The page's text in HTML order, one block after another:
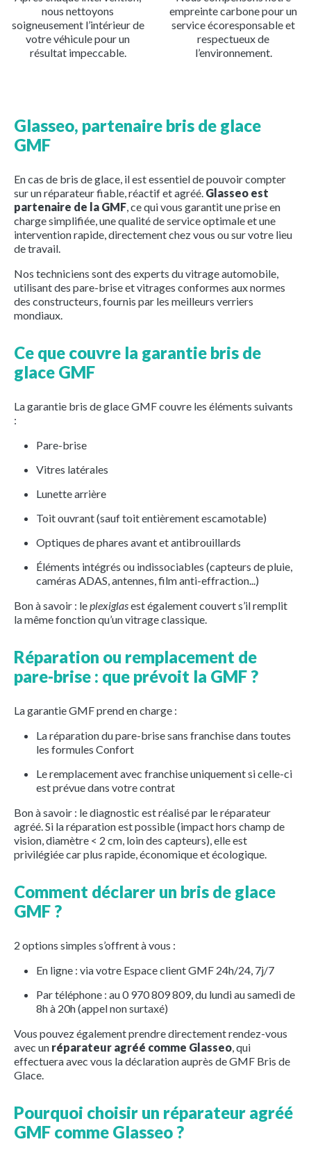
nous nettoyons
soigneusement l’intérieur de
votre véhicule pour un
résultat impeccable.
empreinte carbone pour un
service écoresponsable et
respectueux de
l’environnement.
Glasseo, partenaire bris de glace
GMF
En cas de bris de glace, il est essentiel de pouvoir compter
sur un réparateur fiable, réactif et agréé. Glasseo est
partenaire de la GMF , ce qui vous garantit une prise en
charge simplifiée, une qualité de service optimale et une
intervention rapide, directement chez vous ou sur votre lieu
de travail.
Nos techniciens sont des experts du vitrage automobile,
utilisant des pare-brise et vitrages conformes aux normes
des constructeurs, fournis par les meilleurs verriers
mondiaux.
Ce que couvre la garantie bris de
glace GMF
La garantie bris de glace GMF couvre les éléments suivants
:
Pare-brise
Vitres latérales
Lunette arrière
Toit ouvrant (sauf toit entièrement escamotable)
Optiques de phares avant et antibrouillards
Éléments intégrés ou indissociables (capteurs de pluie,
caméras ADAS, antennes, film anti-effraction...)
Bon à savoir : leplexiglasest également couvert s’il remplit
la même fonction qu’un vitrage classique.
Réparation ou remplacement de
pare-brise : que prévoit la GMF ?
La garantie GMF prend en charge :
La réparation du pare-brise sans franchise dans toutes
les formules Confort
Le remplacement avec franchise uniquement si celle-ci
est prévue dans votre contrat
Bon à savoir : le diagnostic est réalisé par le réparateur
agréé. Si la réparation est possible (impact hors champ de
vision, diamètre < 2 cm, loin des capteurs), elle est
privilégiée car plus rapide, économique et écologique.
Comment déclarer un bris de glace
GMF ?
2 options simples s’offrent à vous :
En ligne : via votre Espace client GMF 24h/24, 7j/7
Par téléphone : au 0 970 809 809, du lundi au samedi de
8h à 20h (appel non surtaxé)
Vous pouvez également prendre directement rendez-vous
avec un réparateur agréé comme Glasseo , qui
effectuera avec vous la déclaration auprès de GMF Bris de
Glace.
Pourquoi choisir un réparateur agréé
GMF comme Glasseo ?